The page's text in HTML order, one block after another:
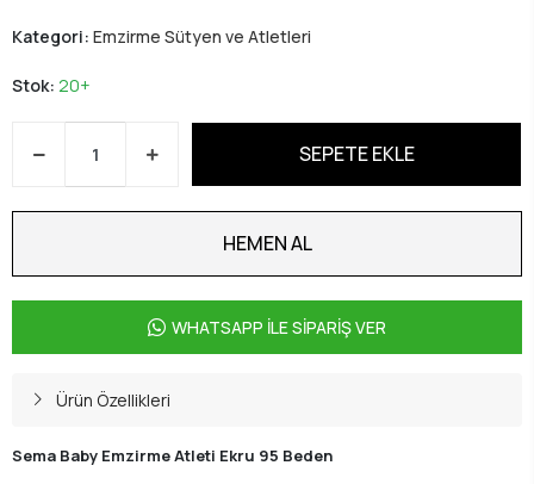
Kategori: Emzirme Sütyen ve Atletleri
Stok: 20+
SEPETE EKLE
HEMEN AL
WHATSAPP İLE SİPARİŞ VER
Ürün Özellikleri
Sema Baby Emzirme Atleti Ekru 95 Beden